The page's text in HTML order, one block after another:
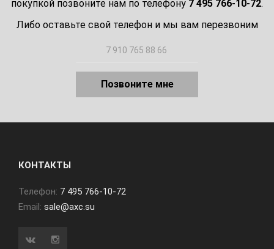
покупкой позвоните нам по телефону 7 495 766-10-72.
Либо оставьте свой телефон и мы вам перезвоним
Позвоните мне
КОНТАКТЫ
Телефон: 7 495 766-10-72
Email: sale@axc.su